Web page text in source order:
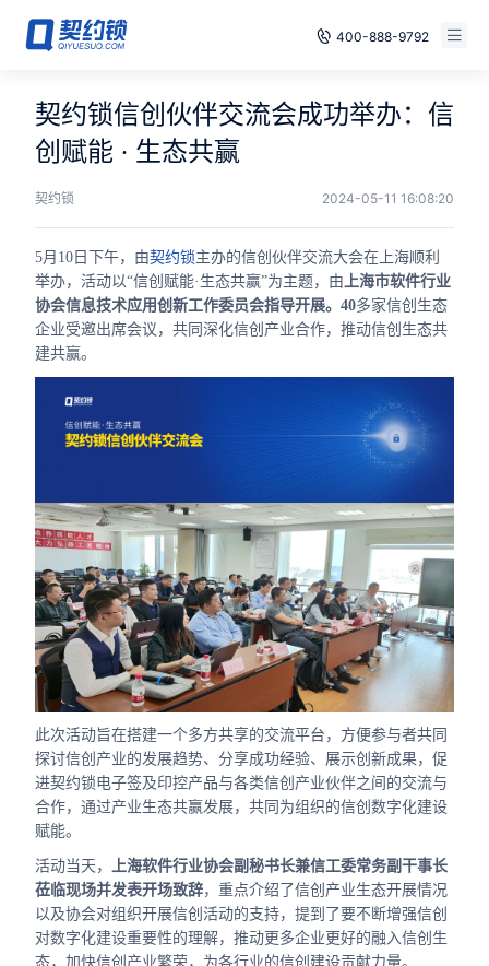
400-888-9792
电子签章
印章管控
数字存档
安全合规
方案
合作
免费试用
已有账号，登录
契约锁信创伙伴交流会成功举办：信
创赋能 · 生态共赢
契约锁 2024-05-11 16:08:20
5月10日下午，由契约锁主办的信创伙伴交流大会在上海顺利
举办，活动以“信创赋能·生态共赢”为主题，由上海市软件行业
协会信息技术应用创新工作委员会指导开展。40多家信创生态
企业受邀出席会议，共同深化信创产业合作，推动信创生态共
建共赢。
此次活动旨在搭建一个多方共享的交流平台，方便参与者共同
探讨信创产业的发展趋势、分享成功经验、展示创新成果，促
进契约锁电子签及印控产品与各类信创产业伙伴之间的交流与
合作，通过产业生态共赢发展，共同为组织的信创数字化建设
赋能。
活动当天， 上海软件行业协会副秘书长兼信工委常务副干事长
莅临现场并发表开场致辞，重点介绍了信创产业生态开展情况
以及协会对组织开展信创活动的支持，提到了要不断增强信创
对数字化建设重要性的理解，推动更多企业更好的融入信创生
态，加快信创产业繁荣，为各行业的信创建设贡献力量。